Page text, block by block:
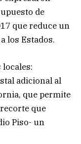
de
que reduce un
los Estados.
adicional al
que permite
que
Piso- un